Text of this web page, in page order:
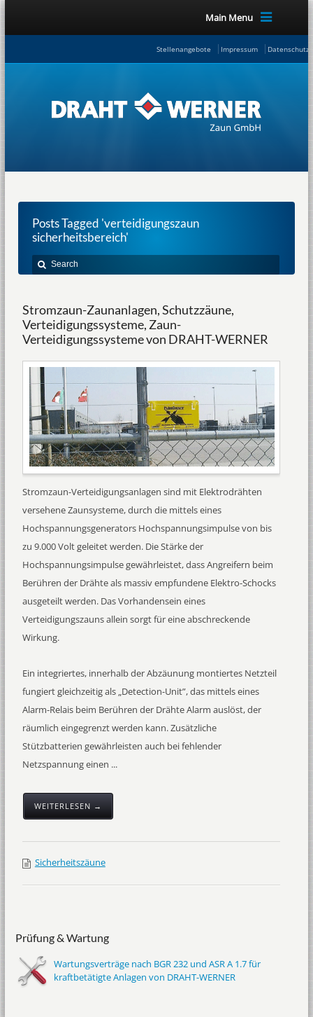
Main Menu
Stellenangebote Impressum
Posts Tagged 'verteidigungszaun
sicherheitsbereich'
Stromzaun-Zaunanlagen, Schutzzäune,
Verteidigungssysteme, Zaun-
Verteidigungssysteme von DRAHT-WERNER
Stromzaun-Verteidigungsanlagen sind mit Elektrodrähten
versehene Zaunsysteme, durch die mittels eines
Hochspannungsgenerators Hochspannungsimpulse von bis
zu 9.000 Volt geleitet werden. Die Stärke der
Hochspannungsimpulse gewährleistet, dass Angreifern beim
Berühren der Drähte als massiv empfundene Elektro-Schocks
ausgeteilt werden. Das Vorhandensein eines
Verteidigungszauns allein sorgt für eine abschreckende
Wirkung.
Ein integriertes, innerhalb der Abzäunung montiertes Netzteil
fungiert gleichzeitig als „Detection-Unit”, das mittels eines
Alarm-Relais beim Berühren der Drähte Alarm auslöst, der
räumlich eingegrenzt werden kann. Zusätzliche
Stützbatterien gewährleisten auch bei fehlender
Netzspannung einen ...
WEITERLESEN →
Sicherheitszäune
Prüfung & Wartung
Wartungsverträge nach BGR 232 und ASR A 1.7 für
kraftbetätigte Anlagen von DRAHT-WERNER